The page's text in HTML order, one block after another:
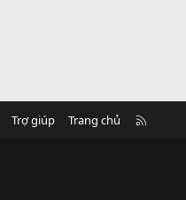
Trợ giúp Trang chủ